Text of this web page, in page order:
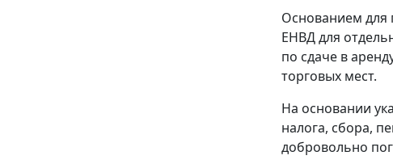
Основанием для
ЕНВД для
по сдаче в
торговых мест.
На основании
налога, сбора,
добровольно